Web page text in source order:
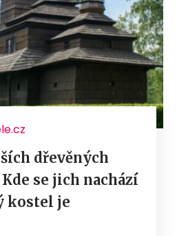
dřevěných
se jich nachází
kostel je